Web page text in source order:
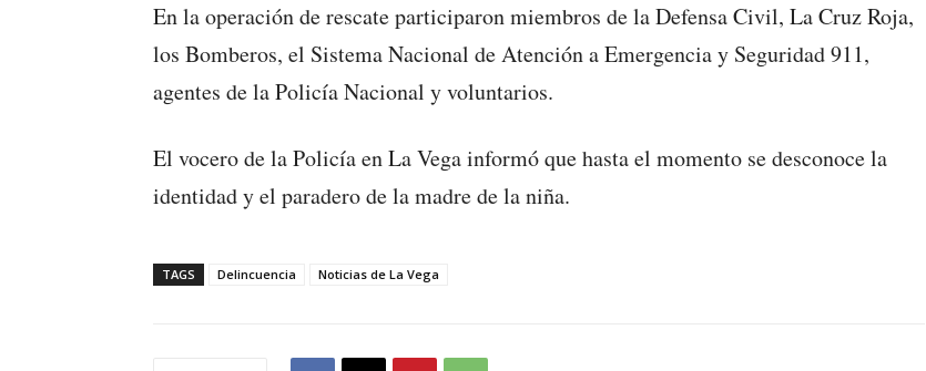
En la operación de rescate participaron miembros de la Defensa Civil, La Cruz Roja,
los Bomberos, el Sistema Nacional de Atención a Emergencia y Seguridad 911,
agentes de la Policía Nacional y voluntarios.
El vocero de la Policía en La Vega informó que hasta el momento se desconoce la
identidad y el paradero de la madre de la niña.
TAGS Delincuencia Noticias de La Vega